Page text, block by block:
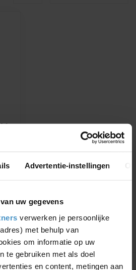
Advertentie-instellingen
uw gegevens
verwerken je persoonlijke
met behulp van
om informatie op uw
te gebruiken met als doel
en content, metingen aan
1-
or
1-1of 1